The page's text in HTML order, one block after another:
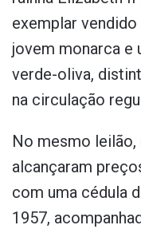
exemplar
jovem monarca
verde-oliva,
na circulação
No mesmo
alcançaram
com uma cédula
1957,